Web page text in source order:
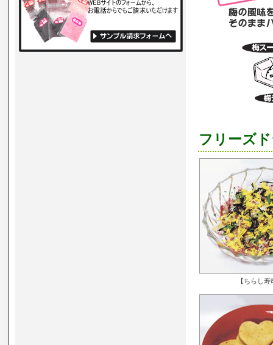
フリーズ
【ちらし寿